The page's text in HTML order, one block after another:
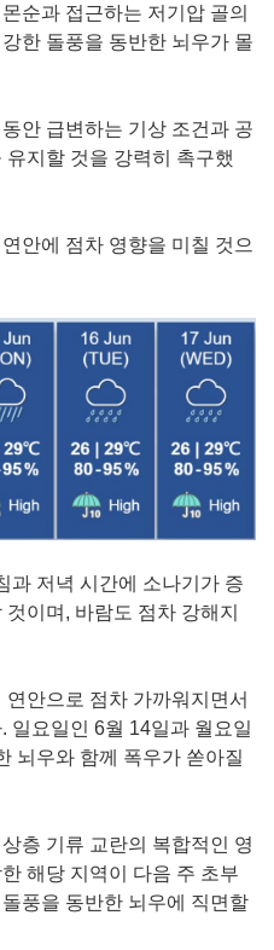
순과 접근하는 저기압 골의
한 돌풍을 동반한 뇌우가 몰
안 급변하는 기상 조건과 공
지할 것을 강력히 촉구했
안에 점차 영향을 미칠 것으
과 저녁 시간에 소나기가 증
이며, 바람도 점차 강해지
안으로 점차 가까워지면서
일요일인 6월 14일과 월요일
뇌우와 함께 폭우가 쏟아질
층 기류 교란의 복합적인 영
해당 지역이 다음 주 초부
풍을 동반한 뇌우에 직면할